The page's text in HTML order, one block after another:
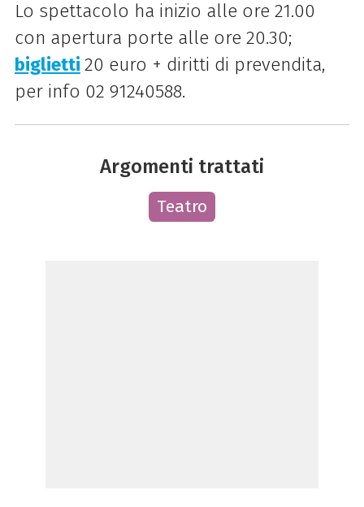
Lo spettacolo ha inizio alle ore 21.00
con apertura porte alle ore 20.30;
biglietti 20 euro + diritti di prevendita,
per info 02 91240588.
Argomenti trattati
Teatro